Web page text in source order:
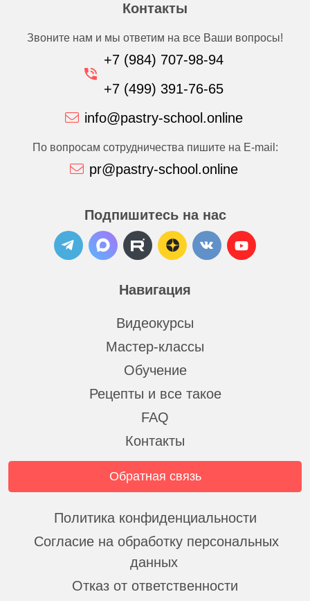
Навигация
Видеокурсы
Мастер-классы
Обучение
Рецепты и все такое
FAQ
Контакты
Контакты
Звоните нам и мы ответим на все Ваши вопросы!
+7 (984) 707-98-94
+7 (499) 391-76-65
info@pastry-school.online
По вопросам сотрудничества пишите на E-mail:
pr@pastry-school.online
Подпишитесь на нас
Обратная связь
Политика конфиденциальности
Согласие на обработку персональных
данных
Отказ от ответственности